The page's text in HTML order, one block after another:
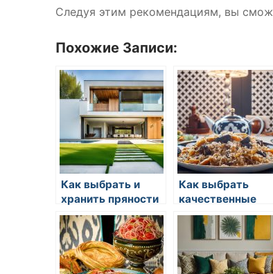
Следуя этим рекомендациям, вы
Похожие Записи:
Как выбрать и
хранить пряности
Как выбрать
качественные
специи